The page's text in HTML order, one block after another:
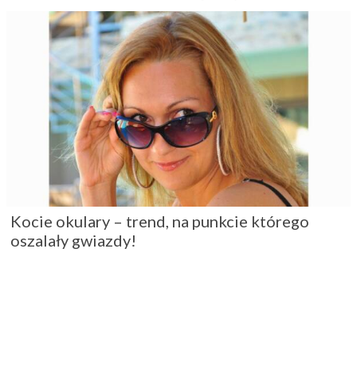
Kocie okulary – trend, na punkcie którego
oszalały gwiazdy!